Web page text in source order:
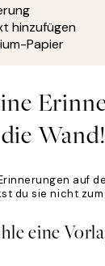
hinzufügen
Papier
die Wand!
auf
du sie nicht zum
eine